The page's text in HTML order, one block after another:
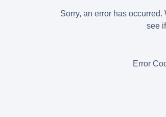
Sorry, an error has
see
Error